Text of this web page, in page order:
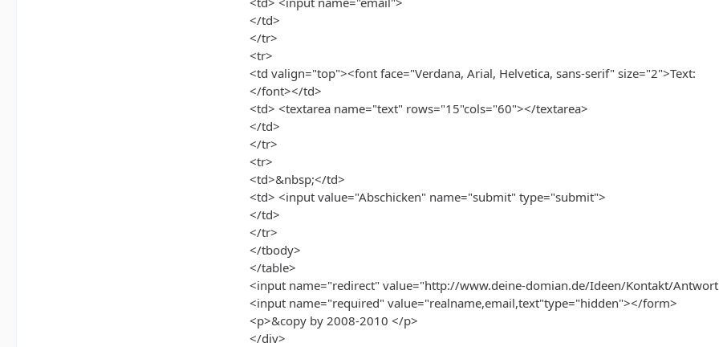
</td>
</tr>
<tr>
<td valign="top"><font face="Verdana, Arial, Helvetica, sans-serif" size="2">Text:
</font></td>
<td> <textarea name="text" rows="15"cols="60"></textarea>
</td>
</tr>
<tr>
<td>&nbsp;</td>
<td> <input value="Abschicken" name="submit" type="submit">
</td>
</tr>
</tbody>
</table>
<input name="redirect" value="http://www.deine-domian.de/Ideen/Kontakt/
<input name="required" value="realname,email,text"type="hidden"></form>
<p>&copy by 2008-2010 </p>
</div>